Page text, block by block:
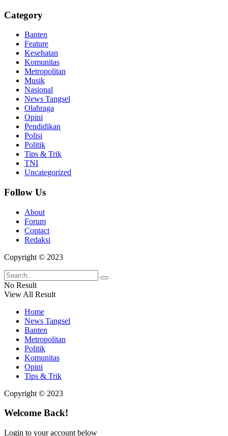
Category
Banten
Feature
Kesehatan
Komunitas
Metropolitan
Musik
Nasional
News Tangsel
Olahraga
Opini
Pendidikan
Polisi
Politik
Tips & Trik
TNI
Uncategorized
Follow Us
About
Forum
Contact
Redaksi
Copyright © 2023
No Result
View All Result
Home
News Tangsel
Banten
Metropolitan
Politik
Komunitas
Opini
Tips & Trik
Copyright © 2023
Welcome Back!
Login to your account below